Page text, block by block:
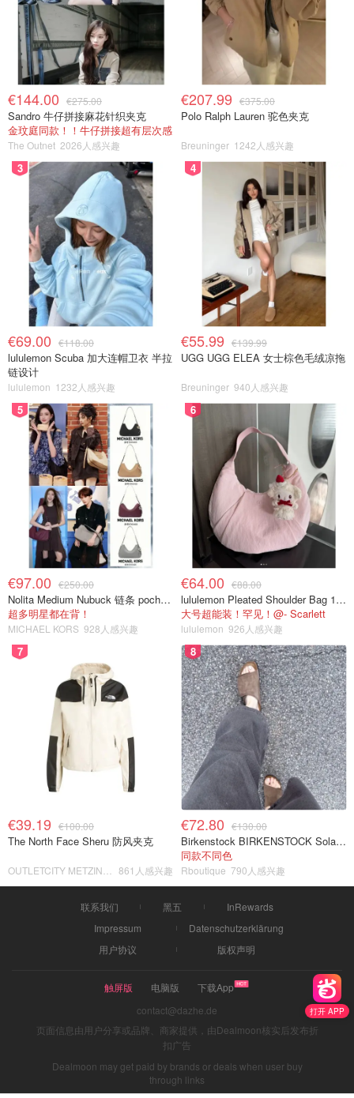
打开 APP
€144.00 €275.00
Sandro 牛仔拼接麻花针织夹克
金玟庭同款！！牛仔拼接超有层次感
The Outnet 2026人感兴趣
€207.99 €375.00
Polo Ralph Lauren 驼色夹克
Breuninger 1242人感兴趣
3
€69.00 €118.00
lululemon Scuba 加大连帽卫衣 半拉
链设计
lululemon 1232人感兴趣
4
€55.99 €139.99
UGG UGG ELEA 女士棕色毛绒凉拖
Breuninger 940人感兴趣
5
€97.00 €250.00
Nolita Medium Nubuck 链条 pochette
超多明星都在背！
MICHAEL KORS 928人感兴趣
6
€64.00 €88.00
lululemon Pleated Shoulder Bag 10L 单肩包
大号超能装！罕见！@- Scarlett
lululemon 926人感兴趣
7
€39.19 €100.00
The North Face Sheru 防风夹克
861人感兴趣
8
€72.80 €130.00
Birkenstock BIRKENSTOCK Solana 麂皮皮革凉拖
同款不同色
Rboutique 790人感兴趣
联系我们 黑五
InRewards
Impressum
Datenschutzerklärung
用户协议
版权声明
触屏版 电脑版
下载App
contact@dazhe.de
页面信息由用户分享或品牌、商家提供，由Dealmoon核实后发布折
扣广告
Dealmoon may get paid by brands or deals when user buy
through links